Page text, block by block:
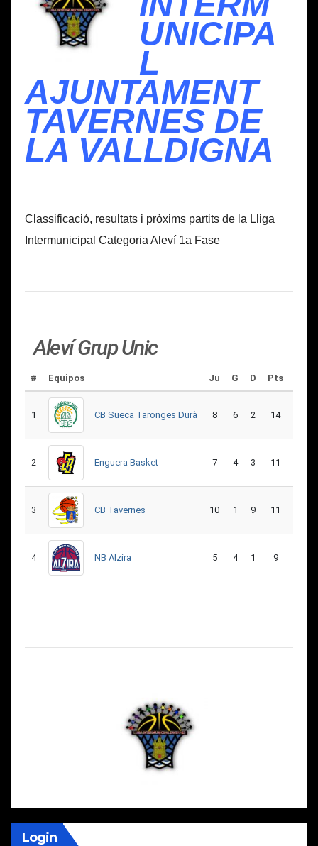
UNICIPA
L
AJUNTAMENT
TAVERNES DE
LA VALLDIGNA
Classificació, resultats i pròxims partits de la Lliga
Intermunicipal Categoria Aleví 1a Fase
Aleví Grup Unic
# Equipos Ju G D Pts
1 CB Sueca Taronges Durà 8 6 2 14
2 Enguera Basket 7 4 3 11
3 CB Tavernes 10 1 9 11
4 NB Alzira 5 4 1 9
Login